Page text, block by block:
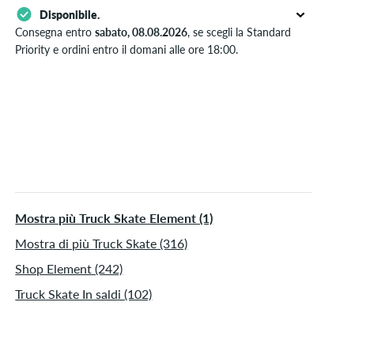
Disponibile.
Consegna entrosabato, 08.08.2026, se scegli la Standard
Priority e ordini entro il domani alle ore 18:00.
Mostra più Truck Skate Element (1)
Mostra di più Truck Skate (316)
Shop Element (242)
Truck Skate In saldi (102)